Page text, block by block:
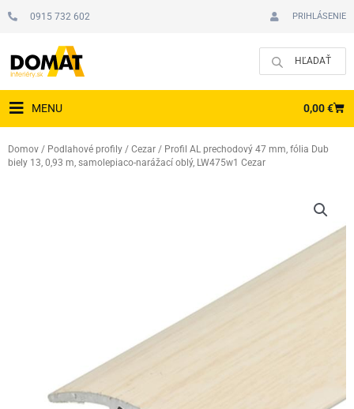
0915 732 602 PRIHLÁSENIE
MENU 0,00€
Domov / Podlahové profily / Cezar / Profil AL prechodový 47 mm, fólia Dub
biely 13, 0,93 m, samolepiaco-narážací oblý, LW475w1 Cezar